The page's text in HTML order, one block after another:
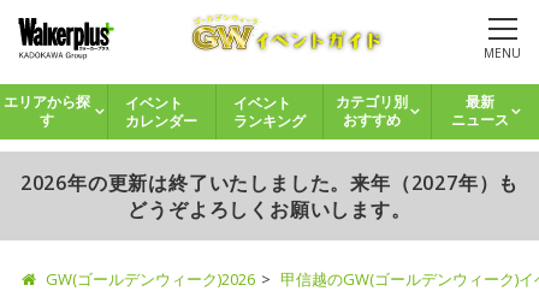
MENU
エリアから探
す
イベント
カレンダー
イベント
ランキング
カテゴリ別
おすすめ
最新
ニュース
2026年の更新は終了いたしました。来年（2027年）も
どうぞよろしくお願いします。
GW(ゴールデンウィーク)2026 甲信越のGW(ゴールデンウィーク)